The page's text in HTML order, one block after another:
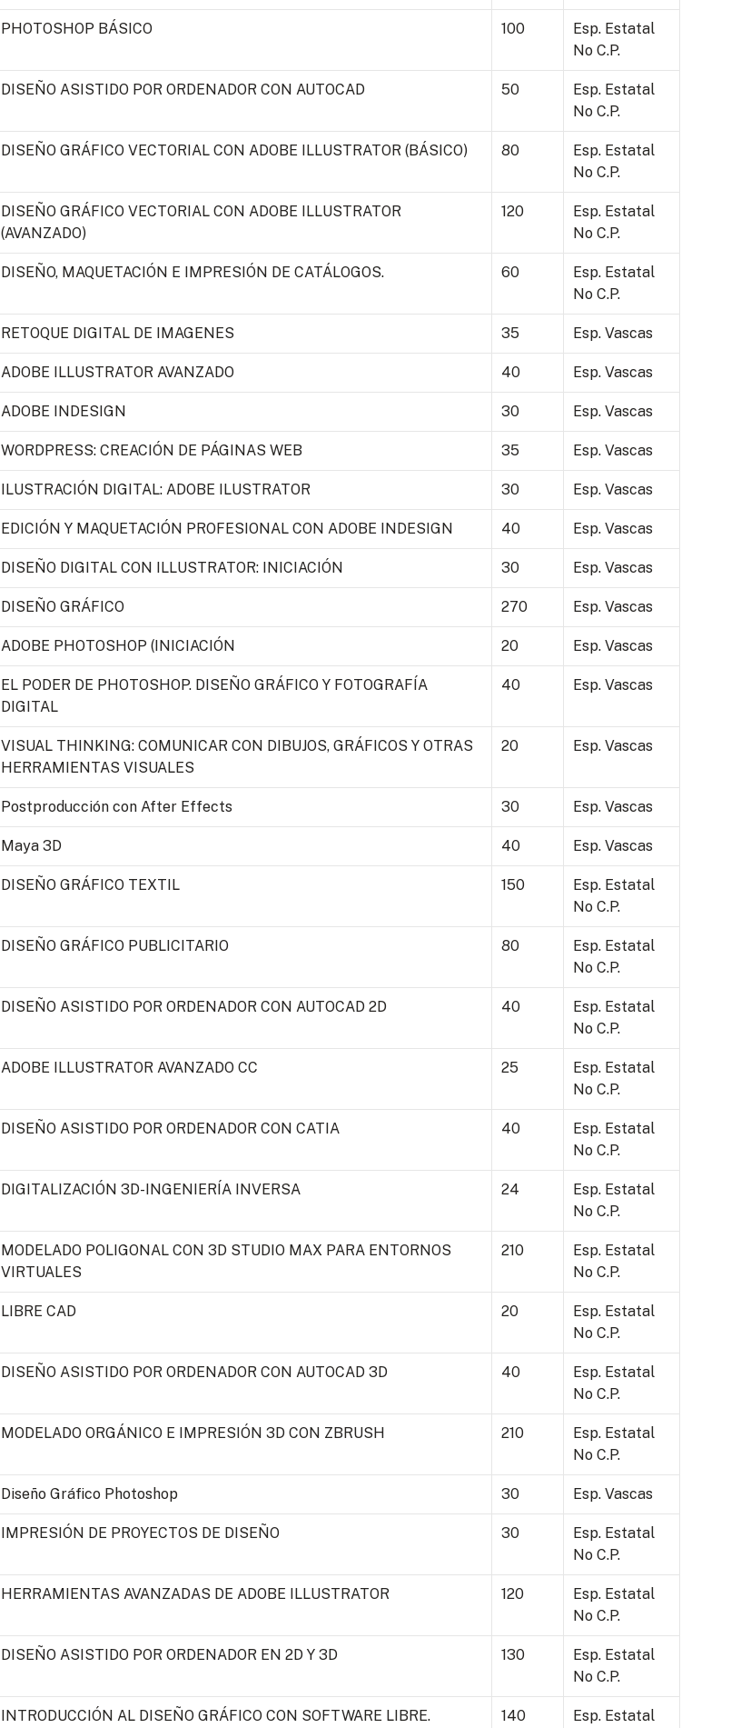
PHOTOSHOP BÁSICO 100
Esp. Estatal
No C.P.
DISEÑO ASISTIDO POR ORDENADOR CON AUTOCAD 50
Esp. Estatal
No C.P.
DISEÑO GRÁFICO VECTORIAL CON ADOBE ILLUSTRATOR (BÁSICO) 80
Esp. Estatal
No C.P.
DISEÑO GRÁFICO VECTORIAL CON ADOBE ILLUSTRATOR
(AVANZADO)
120
Esp. Estatal
No C.P.
DISEÑO, MAQUETACIÓN E IMPRESIÓN DE CATÁLOGOS. 60
Esp. Estatal
No C.P.
RETOQUE DIGITAL DE IMAGENES 35 Esp. Vascas
ADOBE ILLUSTRATOR AVANZADO 40 Esp. Vascas
ADOBE INDESIGN 30 Esp. Vascas
WORDPRESS: CREACIÓN DE PÁGINAS WEB 35 Esp. Vascas
ILUSTRACIÓN DIGITAL: ADOBE ILUSTRATOR 30 Esp. Vascas
EDICIÓN Y MAQUETACIÓN PROFESIONAL CON ADOBE INDESIGN 40 Esp. Vascas
DISEÑO DIGITAL CON ILLUSTRATOR: INICIACIÓN 30 Esp. Vascas
DISEÑO GRÁFICO 270 Esp. Vascas
ADOBE PHOTOSHOP (INICIACIÓN 20 Esp. Vascas
EL PODER DE PHOTOSHOP. DISEÑO GRÁFICO Y FOTOGRAFÍA
DIGITAL
40 Esp. Vascas
VISUAL THINKING: COMUNICAR CON DIBUJOS, GRÁFICOS Y OTRAS
HERRAMIENTAS VISUALES
20 Esp. Vascas
Postproducción con After Effects 30 Esp. Vascas
Maya 3D 40 Esp. Vascas
DISEÑO GRÁFICO TEXTIL 150
Esp. Estatal
No C.P.
DISEÑO GRÁFICO PUBLICITARIO 80
Esp. Estatal
No C.P.
DISEÑO ASISTIDO POR ORDENADOR CON AUTOCAD 2D 40
Esp. Estatal
No C.P.
ADOBE ILLUSTRATOR AVANZADO CC 25
Esp. Estatal
No C.P.
DISEÑO ASISTIDO POR ORDENADOR CON CATIA 40
Esp. Estatal
No C.P.
DIGITALIZACIÓN 3D-INGENIERÍA INVERSA 24
Esp. Estatal
No C.P.
MODELADO POLIGONAL CON 3D STUDIO MAX PARA ENTORNOS
VIRTUALES
210
Esp. Estatal
No C.P.
LIBRE CAD 20
Esp. Estatal
No C.P.
DISEÑO ASISTIDO POR ORDENADOR CON AUTOCAD 3D 40
Esp. Estatal
No C.P.
MODELADO ORGÁNICO E IMPRESIÓN 3D CON ZBRUSH 210
Esp. Estatal
No C.P.
Diseño Gráfico Photoshop 30 Esp. Vascas
IMPRESIÓN DE PROYECTOS DE DISEÑO 30
Esp. Estatal
No C.P.
HERRAMIENTAS AVANZADAS DE ADOBE ILLUSTRATOR 120
Esp. Estatal
No C.P.
DISEÑO ASISTIDO POR ORDENADOR EN 2D Y 3D 130
Esp. Estatal
No C.P.
INTRODUCCIÓN AL DISEÑO GRÁFICO CON SOFTWARE LIBRE. 140 Esp. Estatal